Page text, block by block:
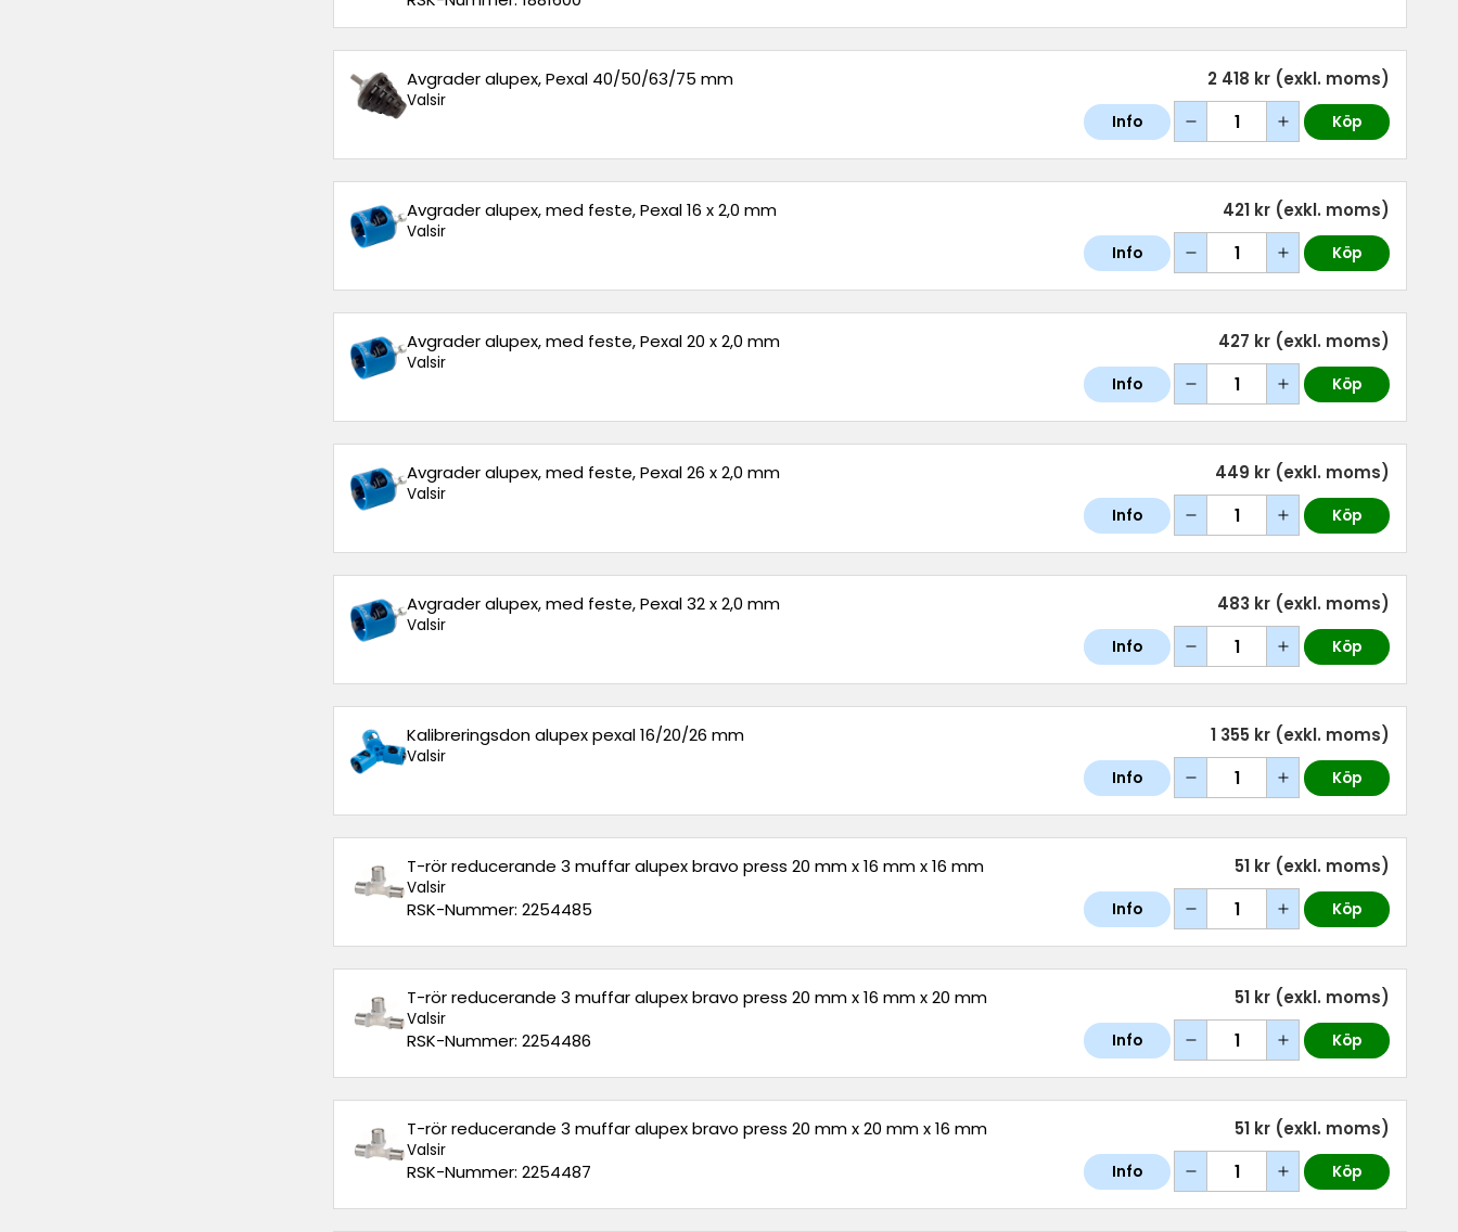
Avgrader alupex, Pexal 40/50/63/75 mm
Valsir
2 418 kr (exkl. moms)
Info Köp
Avgrader alupex, med feste, Pexal 16 x 2,0 mm
Valsir
421 kr (exkl. moms)
Info Köp
Avgrader alupex, med feste, Pexal 20 x 2,0 mm
Valsir
427 kr (exkl. moms)
Info Köp
Avgrader alupex, med feste, Pexal 26 x 2,0 mm
Valsir
449 kr (exkl. moms)
Info Köp
Avgrader alupex, med feste, Pexal 32 x 2,0 mm
Valsir
483 kr (exkl. moms)
Info Köp
Kalibreringsdon alupex pexal 16/20/26 mm
Valsir
1 355 kr (exkl. moms)
Info Köp
T-rör reducerande 3 muffar alupex bravo press 20 mm x 16 mm x 16 mm
Valsir
RSK-Nummer: 2254485
51 kr (exkl. moms)
Info Köp
T-rör reducerande 3 muffar alupex bravo press 20 mm x 16 mm x 20 mm
Valsir
RSK-Nummer: 2254486
51 kr (exkl. moms)
Info Köp
T-rör reducerande 3 muffar alupex bravo press 20 mm x 20 mm x 16 mm
Valsir
RSK-Nummer: 2254487
51 kr (exkl. moms)
Info Köp